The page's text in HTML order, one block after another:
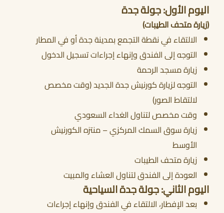
أحجز الان
اليوم الأول: جولة جدة
(زيارة متحف الطيبات)
الالتقاء في نقطة التجمع بمدينة جدة أو في المطار
التوجه إلى الفندق وإنهاء إجراءات تسجيل الدخول
زيارة مسجد الرحمة
التوجه لزيارة كورنيش جدة الجديد (وقت مخصص
لالتقاط الصور)
وقت مخصص لتناول الغداء السعودي
زيارة سوق السمك المركزي – منتزه الكورنيش
الأوسط
زيارة متحف الطيبات
العودة إلى الفندق لتناول العشاء والمبيت
اليوم الثاني: جولة جدة السياحية
بعد الإفطار، الالتقاء في الفندق وإنهاء إجراءات